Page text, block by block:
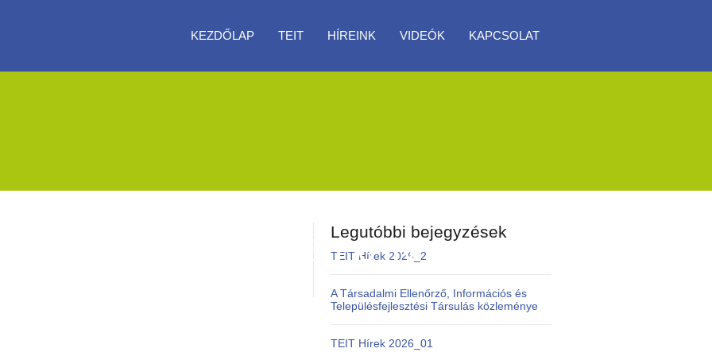
KEZDŐLAP TEIT HÍREINK VIDEÓK KAPCSOLAT
ARRAY KEY 0 IN
Legutóbbi bejegyzések
TEIT Hírek 2026_2
A Társadalmi Ellenőrző, Információs és
Településfejlesztési Társulás közleménye
TEIT Hírek 2026_01